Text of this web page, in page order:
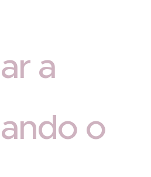
a
o